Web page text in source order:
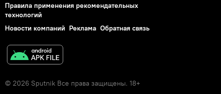
Правила применения рекомендательных
технологий
Новости компаний Реклама Обратная связь
© 2026 Sputnik Все права защищены. 18+